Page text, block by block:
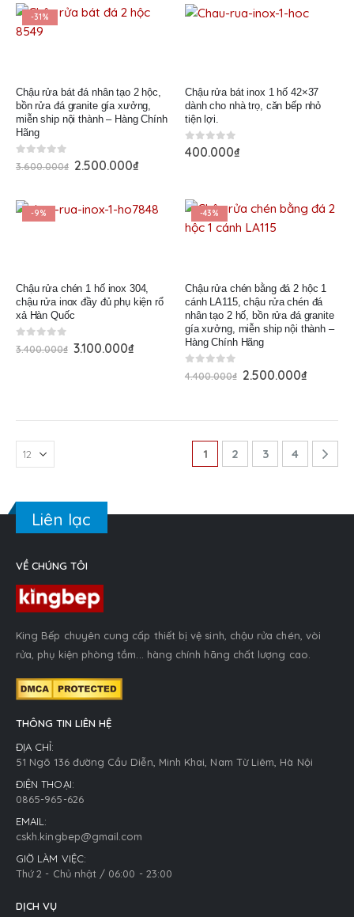
-31%
Chậu rửa bát đá nhân tạo 2 hộc,
bồn rửa đá granite gía xưởng,
miễn ship nội thành – Hàng Chính
Hãng
0 out of 5
3.600.000₫ 2.500.000₫
Chậu rửa bát inox 1 hố 42×37
dành cho nhà trọ, căn bếp nhỏ
tiện lợi.
0 out of 5
400.000₫
-9%
Chậu rửa chén 1 hố inox 304,
chậu rửa inox đầy đủ phụ kiện rổ
xả Hàn Quốc
0 out of 5
3.400.000₫ 3.100.000₫
-43%
Chậu rửa chén bằng đá 2 hộc 1
cánh LA115, chậu rửa chén đá
nhân tạo 2 hố, bồn rửa đá granite
gía xưởng, miễn ship nội thành –
Hàng Chính Hãng
0 out of 5
4.400.000₫ 2.500.000₫
1 2 3 4
Liên lạc
VỀ CHÚNG TÔI
King Bếp chuyên cung cấp thiết bị vệ sinh, chậu rửa chén, vòi
rửa, phụ kiện phòng tắm... hàng chính hãng chất lượng cao.
THÔNG TIN LIÊN HỆ
ĐỊA CHỈ:
51 Ngõ 136 đường Cầu Diễn, Minh Khai, Nam Từ Liêm, Hà Nội
ĐIỆN THOẠI:
0865-965-626
EMAIL:
cskh.kingbep@gmail.com
GIỜ LÀM VIỆC:
Thứ 2 - Chủ nhật / 06:00 - 23:00
DỊCH VỤ